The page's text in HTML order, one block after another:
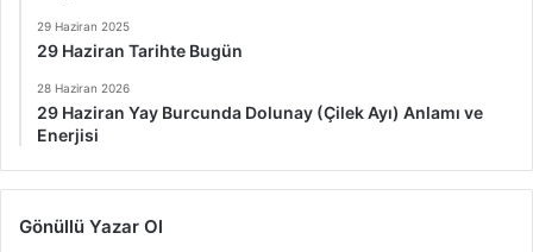
29 Haziran 2025
29 Haziran Tarihte Bugün
28 Haziran 2026
29 Haziran Yay Burcunda Dolunay (Çilek Ayı) Anlamı ve
Enerjisi
Gönüllü Yazar Ol